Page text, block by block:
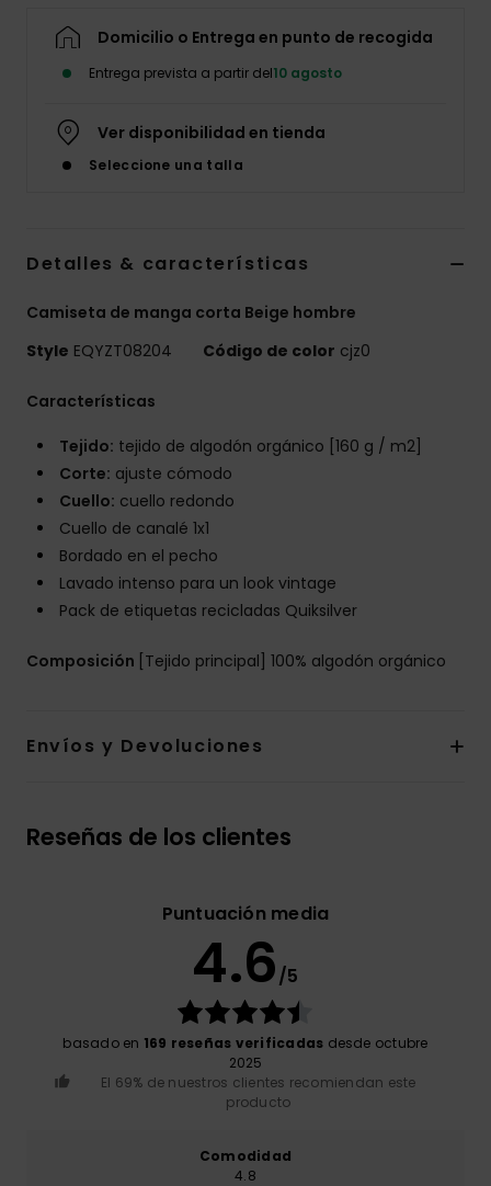
Domicilio o Entrega en punto de recogida
Entrega prevista a partir del10 agosto
Ver disponibilidad en tienda
Seleccione una talla
Detalles & características
Camiseta de manga corta Beige hombre
Style EQYZT08204 Código de color cjz0
Características
Tejido: tejido de algodón orgánico [160 g / m2]
Corte: ajuste cómodo
Cuello: cuello redondo
Cuello de canalé 1x1
Bordado en el pecho
Lavado intenso para un look vintage
Pack de etiquetas recicladas Quiksilver
Composición [Tejido principal] 100% algodón orgánico
Envíos y Devoluciones
Reseñas de los clientes
Puntuación media
4.6/5
basado en 169 reseñas verificadas desde octubre
2025
El 69% de nuestros clientes recomiendan este
producto
Comodidad
4.8